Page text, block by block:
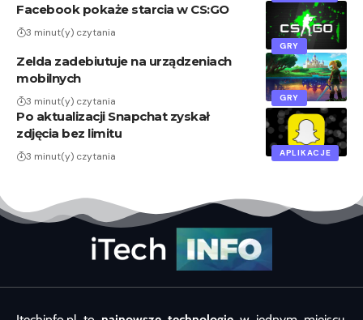
GRY
Facebook pokaże starcia w CS:GO
3 minut(y) czytania
GRY
Zelda zadebiutuje na urządzeniach
mobilnych
3 minut(y) czytania
APLIKACJE
Po aktualizacji Snapchat zyskał
zdjęcia bez limitu
3 minut(y) czytania